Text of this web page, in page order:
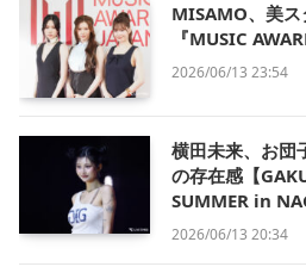
MISAMO、美
『MUSIC
2026/06/13 23:54
横田未来、お団
の存在感【
SUMMER in
2026/06/13 20:34